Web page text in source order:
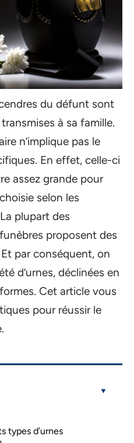
du défunt sont
à sa famille.
n’implique pas le
En effet, celle-ci
assez grande pour
selon les
plupart des
proposent des
par conséquent, on
d’urnes, déclinées en
Cet article vous
pour réussir le
types d’urnes